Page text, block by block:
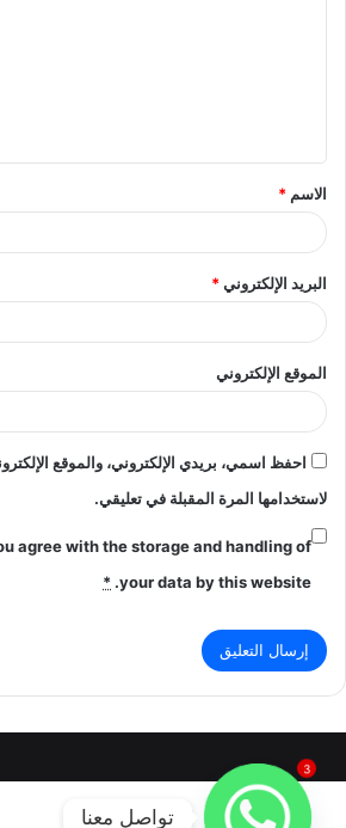
ق
*
الاسم *
البريد الإلكتروني*
الموقع الإلكتروني
احفظ اسمي، بريدي الإلكتروني، والموقع
لاستخدامها المرة المقبلة في تعليقي.
agree with the storage and handling of
your data by this website.
*
3
تواصل معنا